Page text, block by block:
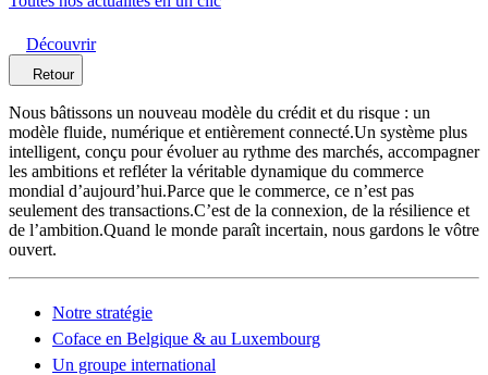
Découvrir
Retour
Nous bâtissons un nouveau modèle du crédit et du risque : un
modèle fluide, numérique et entièrement connecté.Un système plus
intelligent, conçu pour évoluer au rythme des marchés, accompagner
les ambitions et refléter la véritable dynamique du commerce
mondial d’aujourd’hui.Parce que le commerce, ce n’est pas
seulement des transactions.C’est de la connexion, de la résilience et
de l’ambition.Quand le monde paraît incertain, nous gardons le vôtre
ouvert.
Notre stratégie
Coface en Belgique & au Luxembourg
Un groupe international